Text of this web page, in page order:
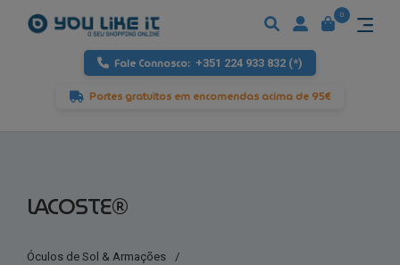
Fale Connosco: +351 224 933 832 (*)
Portes gratuitos em encomendas acima de 95€
0
LACOSTE®
Óculos de Sol & Armações
/